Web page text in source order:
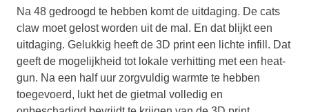
Na 48 gedroogd te hebben komt de uitdaging. De cats
claw moet gelost worden uit de mal. En dat blijkt een
uitdaging. Gelukkig heeft de 3D print een lichte infill. Dat
geeft de mogelijkheid tot lokale verhitting met een heat-
gun. Na een half uur zorgvuldig warmte te hebben
toegevoerd, lukt het de gietmal volledig en